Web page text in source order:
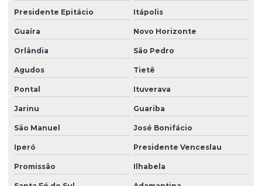
Limpeza de vidros externos
Limpeza de vidros e fachadas
Limpeza de vidros preço
Limpeza de vidros em prédios
Limpeza de vidros profissional
Manutenção elétrica predial
Manutenção predial facilities
Melhores empresas de portaria virtual
Orçamento de limpeza de fachada
Presidente Epitácio Itápolis
Guaíra Novo Horizonte
Orlândia São Pedro
Agudos Tietê
Pontal Ituverava
Jarinu Guariba
São Manuel José Bonifácio
Iperó Presidente Venceslau
Promissão Ilhabela